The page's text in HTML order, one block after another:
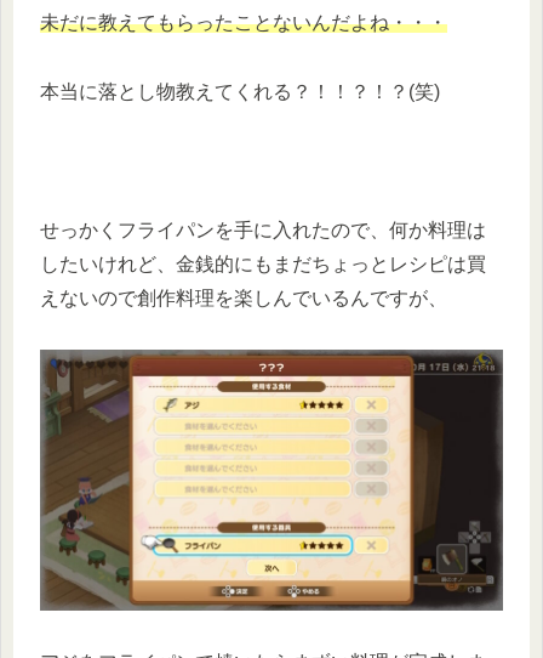
未だに教えてもらったことないんだよね・・・
本当に落とし物教えてくれる？！！？！？(笑)
せっかくフライパンを手に入れたので、何か料理は
したいけれど、金銭的にもまだちょっとレシピは買
えないので創作料理を楽しんでいるんですが、